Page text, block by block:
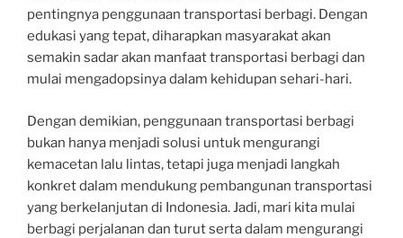
pentingnya penggunaan transportasi berbagi. Dengan
edukasi yang tepat, diharapkan masyarakat akan
semakin sadar akan manfaat transportasi berbagi dan
mulai mengadopsinya dalam kehidupan sehari-hari.
Dengan demikian, penggunaan transportasi berbagi
bukan hanya menjadi solusi untuk mengurangi
kemacetan lalu lintas, tetapi juga menjadi langkah
konkret dalam mendukung pembangunan transportasi
yang berkelanjutan di Indonesia. Jadi, mari kita mulai
berbagi perjalanan dan turut serta dalam mengurangi